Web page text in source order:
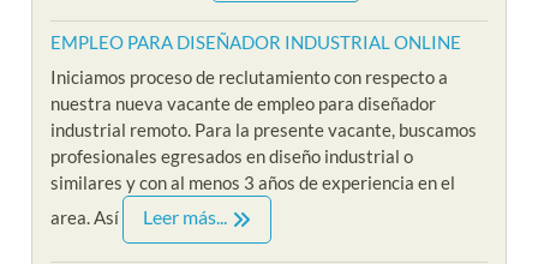
EMPLEO PARA DISEÑADOR INDUSTRIAL ONLINE
Iniciamos proceso de reclutamiento con respecto a
nuestra nueva vacante de empleo para diseñador
industrial remoto. Para la presente vacante, buscamos
profesionales egresados en diseño industrial o
similares y con al menos 3 años de experiencia en el
area. Así
Leer más...